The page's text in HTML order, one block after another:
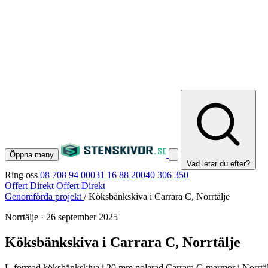
Öppna meny
Vad letar du efter?
Ring oss 08 708 94 00031 16 88 20040 306 350
Offert Direkt Offert Direkt
Genomförda projekt / Köksbänkskiva i Carrara C, Norrtälje
Norrtälje · 26 september 2025
Köksbänkskiva i Carrara C, Norrtälje